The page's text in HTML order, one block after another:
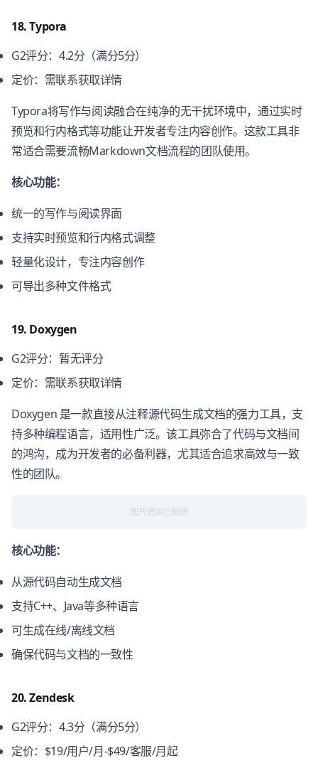
18. Typora
G2评分：4.2分（满分5分）
定价：需联系获取详情
Typora将写作与阅读融合在纯净的无干扰环境中，通过实时
预览和行内格式等功能让开发者专注内容创作。这款工具非
常适合需要流畅Markdown文档流程的团队使用。
核心功能：
统一的写作与阅读界面
支持实时预览和行内格式调整
轻量化设计，专注内容创作
可导出多种文件格式
19. Doxygen
G2评分：暂无评分
定价：需联系获取详情
Doxygen 是一款直接从注释源代码生成文档的强力工具，支
持多种编程语言，适用性广泛。该工具弥合了代码与文档间
的鸿沟，成为开发者的必备利器，尤其适合追求高效与一致
性的团队。
图片资源已删除
核心功能：
从源代码自动生成文档
支持C++、Java等多种语言
可生成在线/离线文档
确保代码与文档的一致性
20. Zendesk
G2评分：4.3分（满分5分）
定价：$19/用户/月-$49/客服/月起